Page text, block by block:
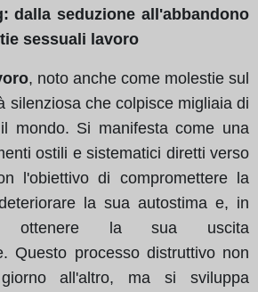
dalla seduzione all'abbandono
sessuali lavoro
, noto anche come molestie sul
silenziosa che colpisce migliaia di
mondo. Si manifesta come una
ostili e sistematici diretti verso
l'obiettivo di compromettere la
la sua autostima e, in
ottenere la sua uscita
Questo processo distruttivo non
all'altro, ma si sviluppa